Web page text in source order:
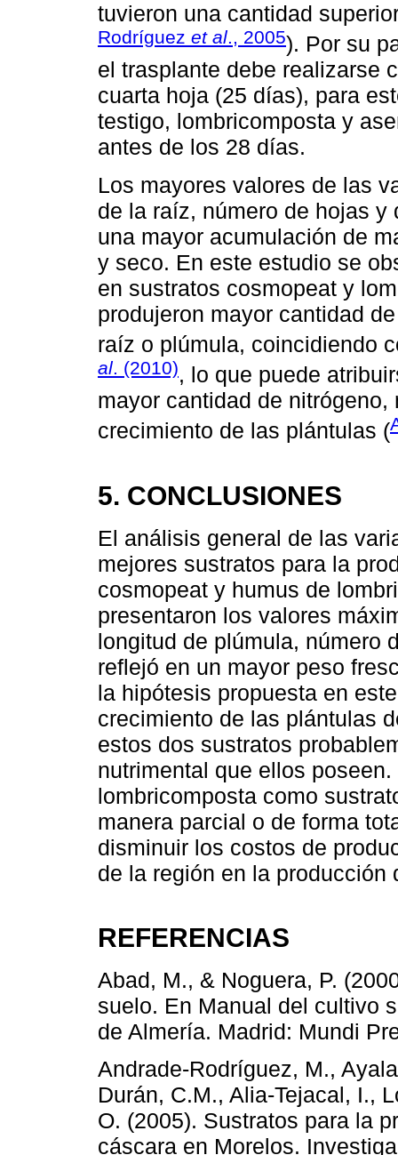
tuvieron una cantidad
Rodríguez et al., 2005). Por su
el trasplante debe realizarse
cuarta hoja (25 días), para
testigo, lombricomposta y
antes de los 28 días.
Los mayores valores de las
de la raíz, número de hojas
una mayor acumulación de
y seco. En este estudio se
en sustratos cosmopeat y
produjeron mayor cantidad
raíz o plúmula, coincidiendo
al. (2010), lo que puede
mayor cantidad de
crecimiento de las plántulas (
5. CONCLUSIONES
El análisis general de las
mejores sustratos para la
cosmopeat y humus de
presentaron los valores
longitud de plúmula, número
reflejó en un mayor peso
la hipótesis propuesta en
crecimiento de las plántulas
estos dos sustratos
nutrimental que ellos
lombricomposta como
manera parcial o de forma
disminuir los costos de
de la región en la producción
REFERENCIAS
Abad, M., & Noguera, P.
suelo. En Manual del cultivo
de Almería. Madrid: Mundi
Andrade-Rodríguez, M.,
Durán, C.M., Alia-Tejacal, I.,
O. (2005). Sustratos para la
cáscara en Morelos.